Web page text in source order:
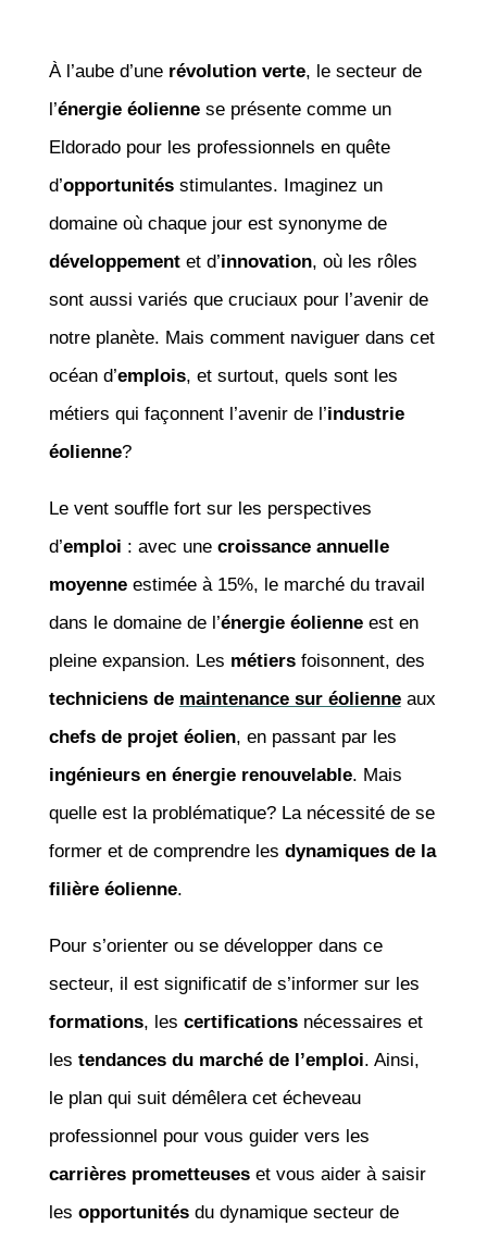
À l’aube d’une révolution verte, le secteur de
l’énergie éoliennese présente comme un
Eldorado pour les professionnels en quête
d’opportunitésstimulantes. Imaginez un
domaine où chaque jour est synonyme de
développementet d’innovation, où les rôles
sont aussi variés que cruciaux pour l’avenir de
notre planète. Mais comment naviguer dans cet
océan d’emplois, et surtout, quels sont les
métiers qui façonnent l’avenir de l’industrie
éolienne?
Le vent souffle fort sur les perspectives
d’emploi : avec une croissance annuelle
moyenneestimée à 15%, le marché du travail
dans le domaine de l’énergie éolienneest en
pleine expansion. Les métiersfoisonnent, des
techniciens de maintenance sur éolienneaux
chefs de projet éolien, en passant par les
ingénieurs en énergie renouvelable. Mais
quelle est la problématique? La nécessité de se
former et de comprendre les dynamiques de la
filière éolienne.
Pour s’orienter ou se développer dans ce
secteur, il est significatif de s’informer sur les
formations, les certificationsnécessaires et
les tendances du marché de l’emploi. Ainsi,
le plan qui suit démêlera cet écheveau
professionnel pour vous guider vers les
carrières prometteuseset vous aider à saisir
les opportunitésdu dynamique secteur de